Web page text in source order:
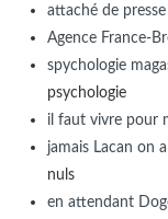
attaché de
Agence France-
spychologie
psychologie
il faut vivre pour
jamais Lacan on
nuls
en attendant